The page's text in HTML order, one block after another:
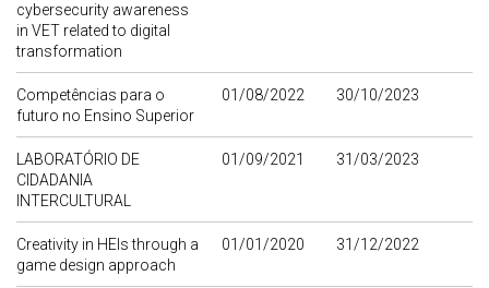
cybersecurity awareness
in VET related to digital
transformation
Competências para o
futuro no Ensino Superior
01/08/2022 30/10/2023
LABORATÓRIO DE
CIDADANIA
INTERCULTURAL
01/09/2021 31/03/2023
Creativity in HEIs through a
game design approach
01/01/2020 31/12/2022